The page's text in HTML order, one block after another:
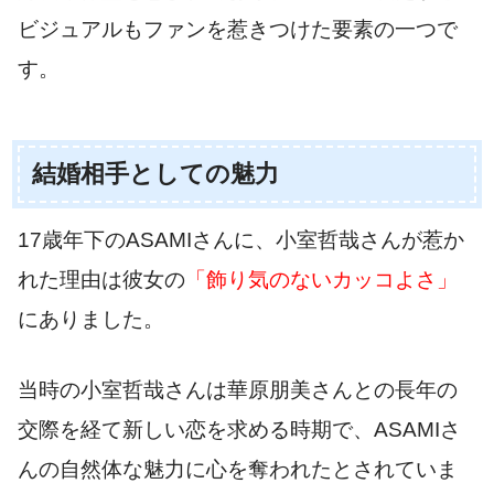
ビジュアルもファンを惹きつけた要素の一つで
す。
結婚相手としての魅力
17歳年下のASAMIさんに、小室哲哉さんが惹か
れた理由は彼女の 「飾り気のないカッコよさ」
にありました。
当時の小室哲哉さんは華原朋美さんとの長年の
交際を経て新しい恋を求める時期で、ASAMIさ
んの自然体な魅力に心を奪われたとされていま